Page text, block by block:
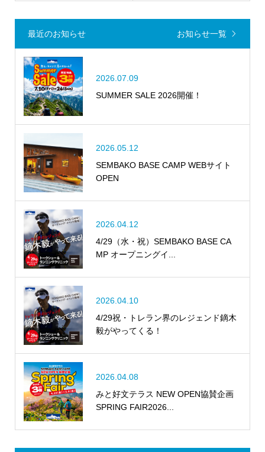
最近のお知らせ お知らせ一覧
2026.07.09
SUMMER SALE 2026開催！
2026.05.12
SEMBAKO BASE CAMP WEBサイト
OPEN
2026.04.12
4/29（水・祝）SEMBAKO BASE CA
MP オープニングイ...
2026.04.10
4/29祝・トレラン界のレジェンド鏑木
毅がやってくる！
2026.04.08
みと好文テラス NEW OPEN協賛企画
SPRING FAIR2026...